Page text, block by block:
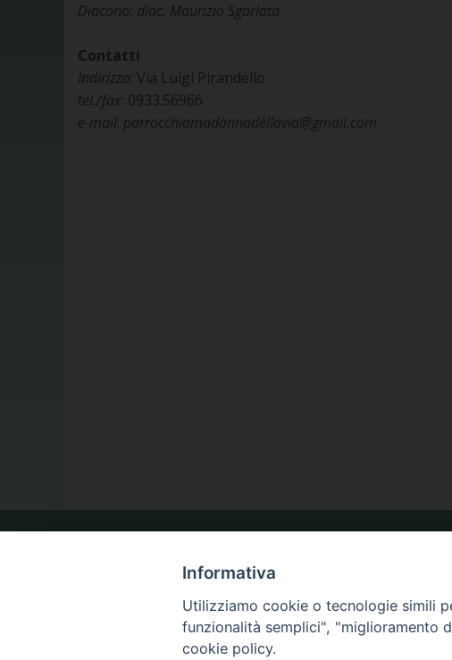
Diacono: diac. Maurizio Sgarlata
Contatti
Indirizzo: Via Luigi Pirandello
tel./fax: 0933.56966
e-mail: parrocchiamadonnadellavia@gmail.com
LA NOSTRA DIOCESI
IL VESCOVO
Informativa
Utilizziamo cookie o tecnologie simili
funzionalità semplici", "miglioramento
cookie policy.